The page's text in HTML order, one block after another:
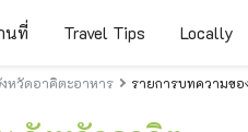
นที่ Travel Tips Locally
หวัดอาคิตะอาหาร รายการบทความขอ